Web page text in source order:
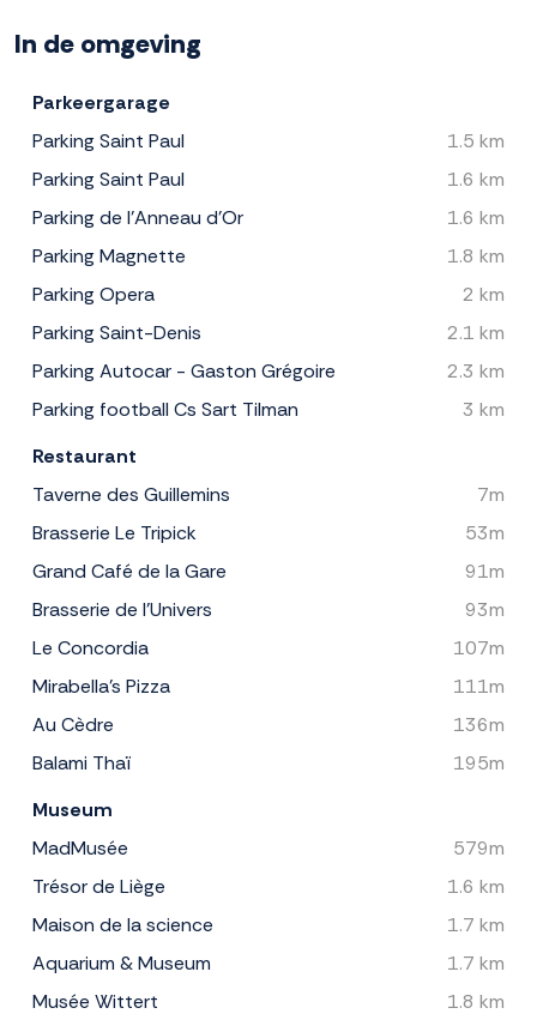
In de omgeving
Parkeergarage
Parking Saint Paul
1.5 km
Parking Saint Paul
1.6 km
Parking de l'Anneau d'Or
1.6 km
Parking Magnette
1.8 km
Parking Opera
2 km
Parking Saint-Denis
2.1 km
Parking Autocar - Gaston Grégoire
2.3 km
Parking football Cs Sart Tilman
3 km
Restaurant
Taverne des Guillemins
7m
Brasserie Le Tripick
53m
Grand Café de la Gare
91m
Brasserie de l'Univers
93m
Le Concordia
107m
Mirabella's Pizza
111m
Au Cèdre
136m
Balami Thaï
195m
Museum
MadMusée
579m
Trésor de Liège
1.6 km
Maison de la science
1.7 km
Aquarium & Museum
1.7 km
Musée Wittert
1.8 km